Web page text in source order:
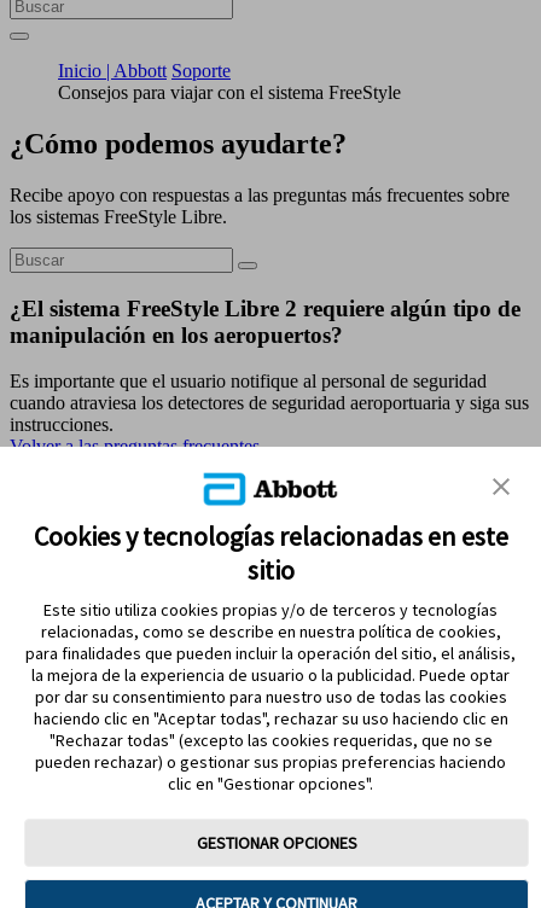
Inicio | Abbott Soporte
Consejos para viajar con el sistema FreeStyle
¿Cómo podemos ayudarte?
Recibe apoyo con respuestas a las preguntas más frecuentes sobre
los sistemas FreeStyle Libre.
¿El sistema FreeStyle Libre 2 requiere algún tipo de
manipulación en los aeropuertos?
Es importante que el usuario notifique al personal de seguridad
cuando atraviesa los detectores de seguridad aeroportuaria y siga sus
instrucciones.
Volver a las preguntas frecuentes
CONTÁCTANOS
MANTENTE EN CONTACTO
Cookies y tecnologías relacionadas en este
sitio
Este sitio utiliza cookies propias y/o de terceros y tecnologías
relacionadas, como se describe en nuestra política de cookies,
para finalidades que pueden incluir la operación del sitio, el análisis,
la mejora de la experiencia de usuario o la publicidad. Puede optar
por dar su consentimiento para nuestro uso de todas las cookies
haciendo clic en "Aceptar todas", rechazar su uso haciendo clic en
"Rechazar todas" (excepto las cookies requeridas, que no se
pueden rechazar) o gestionar sus propias preferencias haciendo
clic en "Gestionar opciones".
GESTIONAR OPCIONES
ACEPTAR Y CONTINUAR